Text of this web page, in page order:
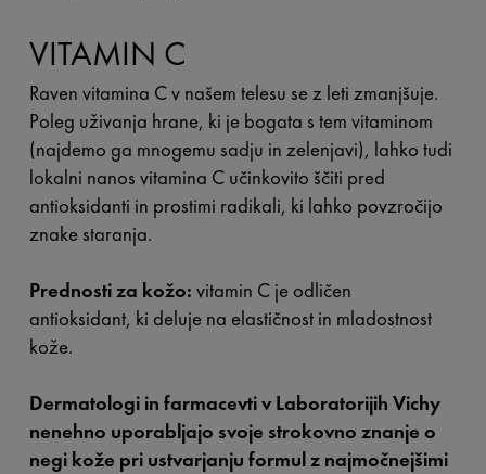
VITAMIN C
Raven vitamina C v našem telesu se z leti zmanjšuje.
Poleg uživanja hrane, ki je bogata s tem vitaminom
(najdemo ga mnogemu sadju in zelenjavi), lahko tudi
lokalni nanos vitamina C učinkovito ščiti pred
antioksidanti in prostimi radikali, ki lahko povzročijo
znake staranja.
Prednosti za kožo: vitamin C je odličen
antioksidant, ki deluje na elastičnost in mladostnost
kože.
Dermatologi in farmacevti v Laboratorijih Vichy
nenehno uporabljajo svoje strokovno znanje o
negi kože pri ustvarjanju formul z najmočnejšimi